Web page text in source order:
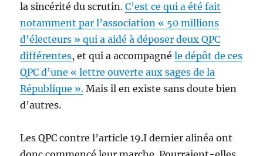
la sincérité du scrutin.C’est ce qui a été fait
notamment par l’association « 50 millions
d’électeurs » qui a aidé à déposer deux QPC
différentes, et qui a accompagnéle dépôt de ces
QPC d’une « lettre ouverte aux sages de la
République ». Mais il en existe sans doute bien
d’autres.
Les QPC contre l’article 19.I dernier alinéa ont